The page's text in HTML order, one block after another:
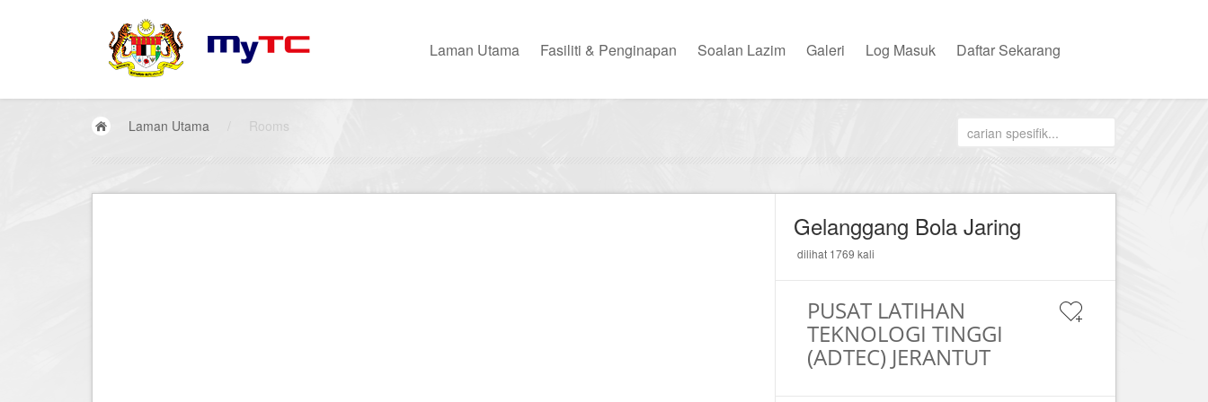
Laman Utama Fasiliti & Penginapan Soalan Lazim Galeri Log Masuk Daftar Sekarang
Laman Utama Rooms
Gelanggang Bola Jaring
dilihat 1769 kali
PUSAT LATIHAN
TEKNOLOGI TINGGI
(ADTEC) JERANTUT